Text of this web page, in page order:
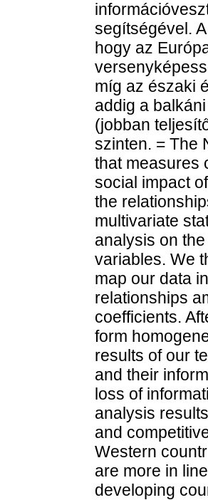
segítségével.
hogy az
míg az északi
addig a
(jobban
szinten. = The
that measures
social impact
the
multivariate
analysis on
variables. We
map our data
relationships
coefficients.
form
results of our
and their
loss of
analysis
and
Western
are more in
developing